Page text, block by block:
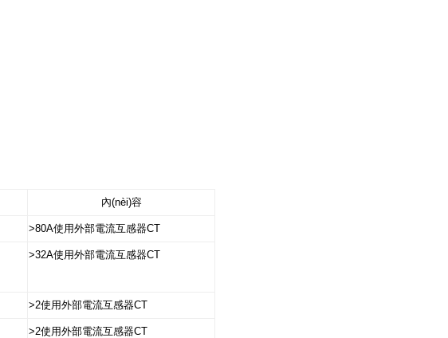
內(nèi)容
>80A使用外部電流互感器CT
>32A使用外部電流互感器CT
>2使用外部電流互感器CT
>2使用外部電流互感器CT